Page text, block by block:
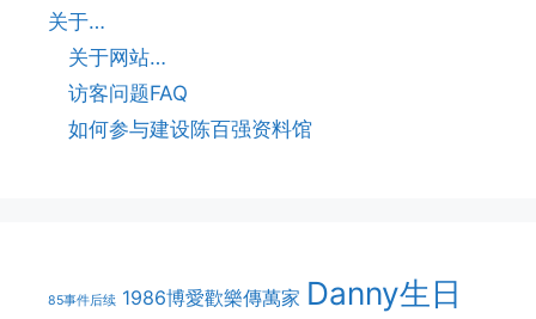
关于…
关于网站…
访客问题FAQ
如何参与建设陈百强资料馆
85事件后续 1986博愛歡樂傳萬家 Danny生日